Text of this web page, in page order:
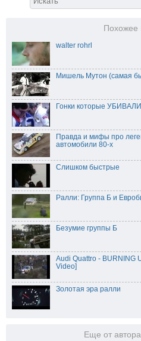
Похожее
walter rohrl
Мишель Мутон (самая
Гонки которые
Правда и мифы про
автомобили 80-х
Слишком быстрые
Ралли: Группа Б и
Безумие группы Б
Audi Quattro - BURNING
Video]
Золотая эра ралли
Еще от